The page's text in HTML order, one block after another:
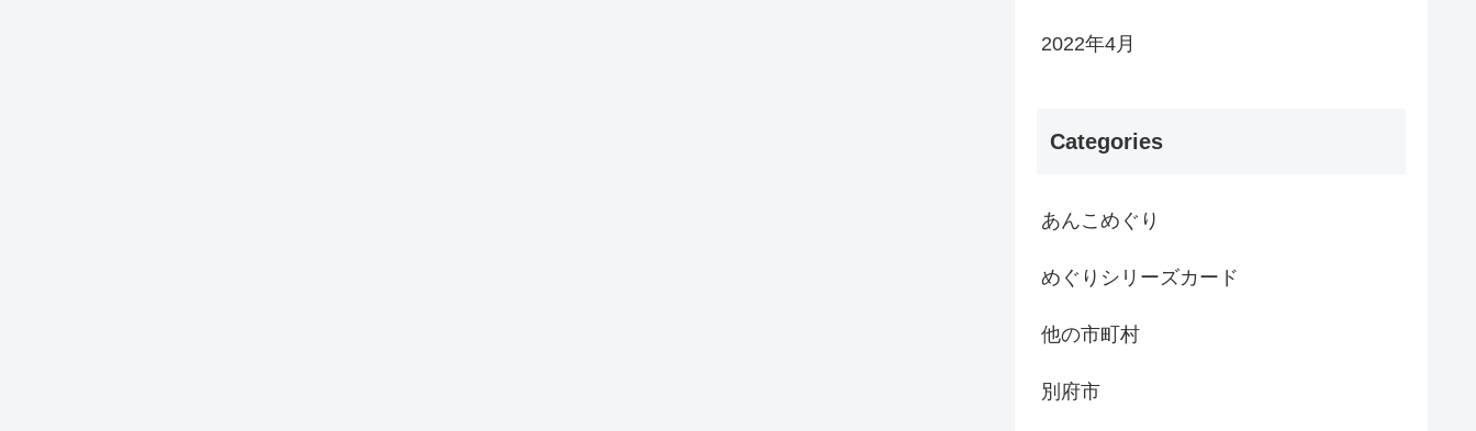
2022年4月
Categories
あんこめぐり
めぐりシリーズカード
他の市町村
別府市